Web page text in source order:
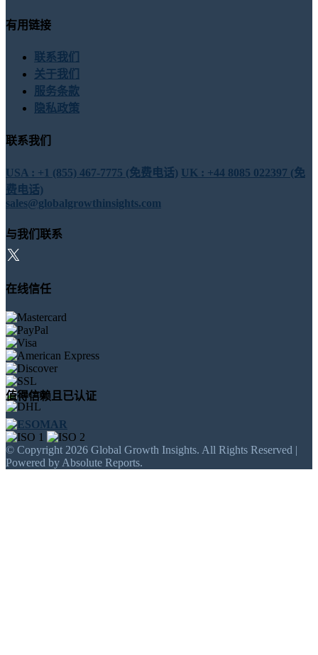
有用链接
联系我们
关于我们
服务条款
隐私政策
联系我们
USA : +1 (855) 467-7775 (免费电话) UK : +44 8085 022397 (免
费电话)
sales@globalgrowthinsights.com
与我们联系
在线信任
值得信赖且已认证
© Copyright 2026 Global Growth Insights. All Rights Reserved |
Powered by Absolute Reports.